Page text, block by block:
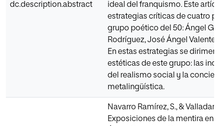
dc.description.abstract
ideal del franquismo. Este
estrategias críticas de cuatro
grupo poético del 50: Ángel
Rodríguez, José Ángel
En estas estrategias se
estéticas de este grupo: las
del realismo social y la
metalingüística.
Navarro Ramírez, S., &
Exposiciones de la mentira en